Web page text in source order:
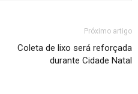
Próximo artigo
Coleta de lixo será reforçada
durante Cidade Natal